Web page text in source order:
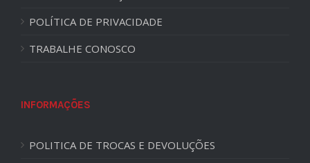
POLÍTICA DE PRIVACIDADE
TRABALHE CONOSCO
INFORMAÇÕES
POLITICA DE TROCAS E DEVOLUÇÕES